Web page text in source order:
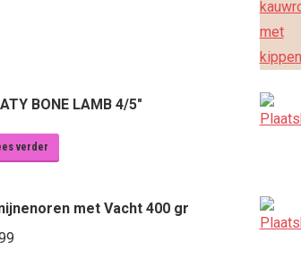
BONE LAMB 4/5"
verder
met Vacht 400 gr